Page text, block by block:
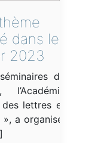
dans le
2023
de
lettres et
a organisé,